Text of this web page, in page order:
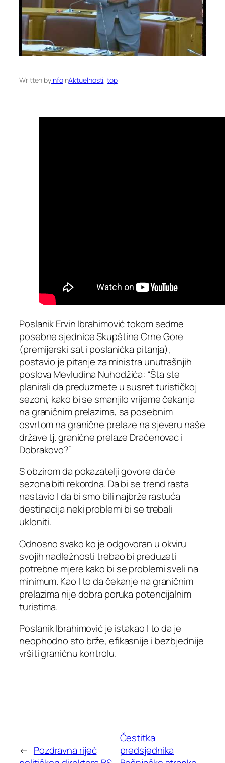
Written byinfoinAktuelnosti, top
Poslanik Ervin Ibrahimović tokom sedme
posebne sjednice Skupštine Crne Gore
(premijerski sat i poslanička pitanja),
postavio je pitanje za ministra unutrašnjih
poslova Mevludina Nuhodžića: “Šta ste
planirali da preduzmete u susret turističkoj
sezoni, kako bi se smanjilo vrijeme čekanja
na graničnim prelazima, sa posebnim
osvrtom na granične prelaze na sjeveru naše
države tj. granične prelaze Dračenovac i
Dobrakovo?”
S obzirom da pokazatelji govore da će
sezona biti rekordna. Da bi se trend rasta
nastavio I da bi smo bili najbrže rastuća
destinacija neki problemi bi se trebali
ukloniti.
Odnosno svako ko je odgovoran u okviru
svojih nadležnosti trebao bi preduzeti
potrebne mjere kako bi se problemi sveli na
minimum. Kao I to da čekanje na graničnim
prelazima nije dobra poruka potencijalnim
turistima.
Poslanik Ibrahimović je istakao I to da je
neophodno sto brže, efikasnije i bezbjednije
vršiti graničnu kontrolu.
← Pozdravna riječ
Čestitka
predsjednika